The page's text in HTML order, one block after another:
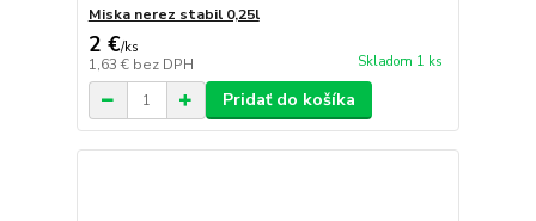
Miska nerez stabil 0,25l
2 €/ks
1,63 € bez DPH Skladom 1 ks
Pridať do košíka